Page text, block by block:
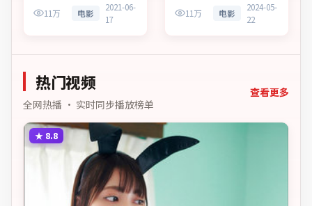
大出品的战争作品。在雨夜
与霓虹之间，叙事围绕人物
观赏性与现实意义。
11万 电影
2021-06-
17
作品。在边境小城与首都之
间，叙事围绕人物抉择与时
11万 电影
2024-05-
22
热门视频
全网热播 · 实时同步播放榜单
查看更多
★ 8.8